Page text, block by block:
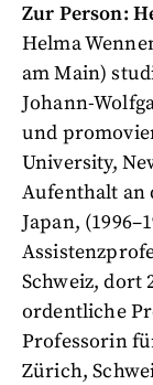
Zur Person:
Helma
am Main)
Johann-
und
University,
Aufenthalt an
Japan,
Schweiz, dort
ordentliche
Professorin
Zürich,